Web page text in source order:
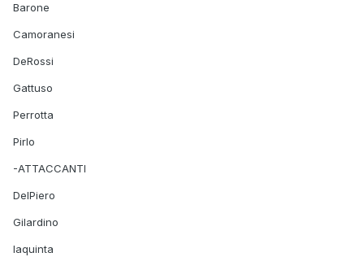
Barone
Camoranesi
DeRossi
Gattuso
Perrotta
Pirlo
-ATTACCANTI
DelPiero
Gilardino
Iaquinta